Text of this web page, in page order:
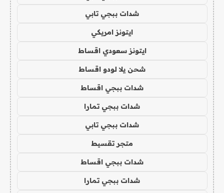
شدات ببجي تابي
ايتونز امريكي
ايتونز سعودي اقساط
شحن يلا لودو اقساط
شدات ببجي اقساط
شدات ببجي تمارا
شدات ببجي تابي
متجر تقسيط
شدات ببجي اقساط
شدات ببجي تمارا